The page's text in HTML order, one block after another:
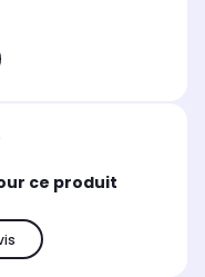
ce produit